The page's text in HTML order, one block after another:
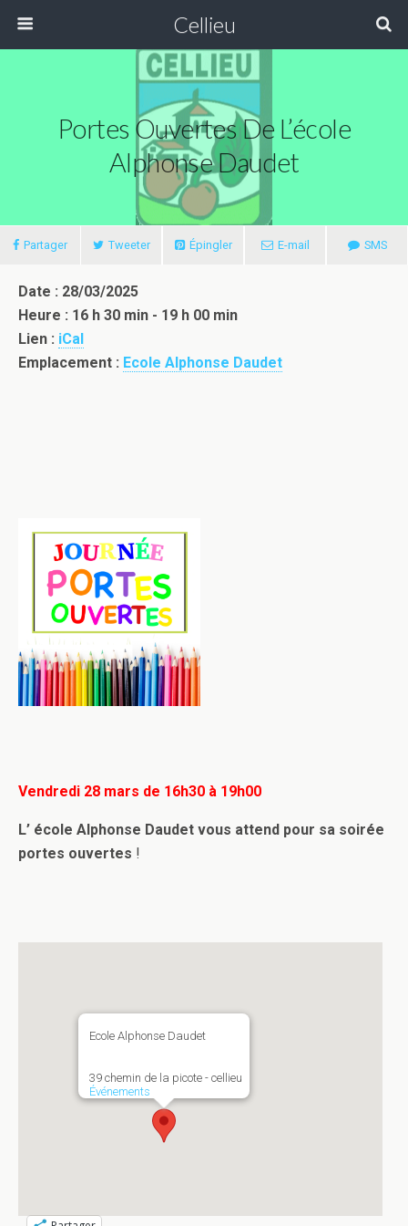
Cellieu
Portes Ouvertes De L’école
Alphonse Daudet
Partager Tweeter Épingler E-mail SMS
Date : 28/03/2025
Heure : 16 h 30 min - 19 h 00 min
Lien : iCal
Emplacement : Ecole Alphonse Daudet
Vendredi 28 mars de 16h30 à 19h00
L’ école Alphonse Daudet vous attend pour sa soirée
portes ouvertes !
Ecole Alphonse Daudet
39 chemin de la picote - cellieu
Événements